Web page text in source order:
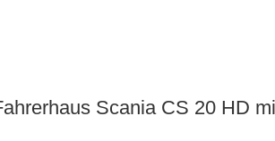
Scania CS 20 HD